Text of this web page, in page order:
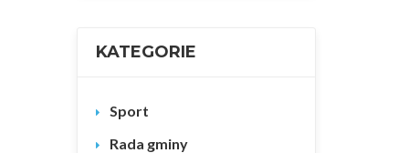
KATEGORIE
Sport
Rada gminy